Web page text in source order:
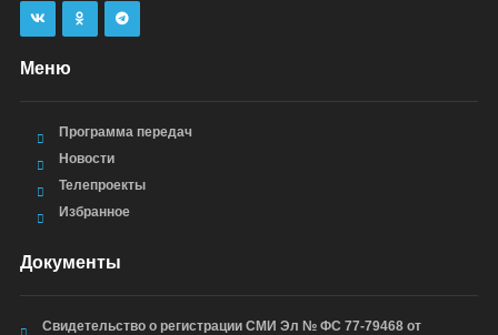
Меню
Программа передач
Новости
Телепроекты
Избранное
Документы
Свидетельство о регистрации СМИ Эл № ФС 77-79468 от